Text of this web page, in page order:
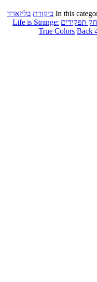
In this ביקורת בליזארד
תפקידים Life is Strange:
True Colors Back